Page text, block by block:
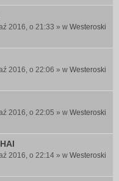
2016, o 21:33 » w Westeroski
2016, o 22:06 » w Westeroski
2016, o 22:05 » w Westeroski
2016, o 22:14 » w Westeroski